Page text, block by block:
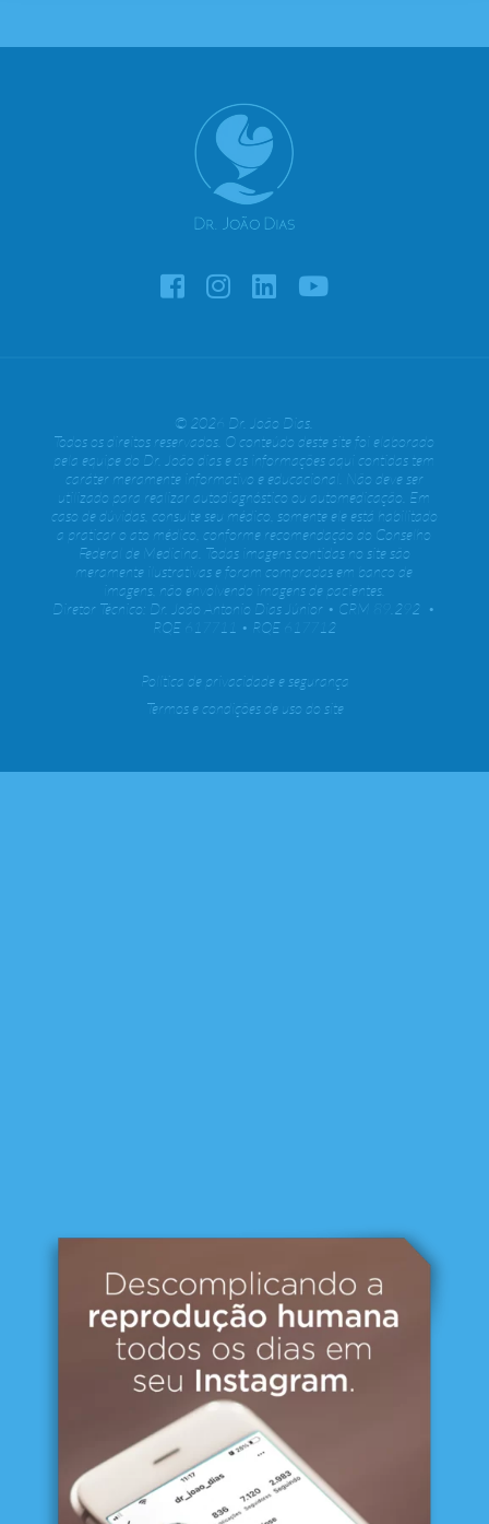
© 2026 Dr. João Dias.
Todos os direitos reservados. O conteúdo deste site foi elaborado
pela equipe do Dr. João dias e as informações aqui contidas tem
caráter meramente informativo e educacional. Não deve ser
utilizado para realizar autodiagnóstico ou automedicação. Em
caso de dúvidas, consulte seu médico, somente ele está habilitado
a praticar o ato médico, conforme recomendação do Conselho
Federal de Medicina. Todas imagens contidas no site são
meramente ilustrativas e foram compradas em banco de
imagens, não envolvendo imagens de pacientes.
Diretor Técnico: Dr. João Antonio Dias Júnior • CRM 89.292 •
RQE 617711 • RQE 617712
Política de privacidade e segurança
Termos e condições de uso do site